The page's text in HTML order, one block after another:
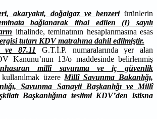
akaryakıt, doğalgaz ve benzeriürünlerin
bağlanarak ithal edilen (I) sayılı
ithalinde, teminatının hesaplanmasına esas
tutarı KDV matrahına dahil edilmiştir.
ve 87.11 G.T.İ.P. numaralarında yer alan
Kanunu’nun 13/o maddesinde belirlenmiş
millî savunma ve iç güvenlik
üzere Millî Savunma Bakanlığı,
Savunma Sanayii Başkanlığı ve Millî
Başkanlığına teslimi KDV’den istisna